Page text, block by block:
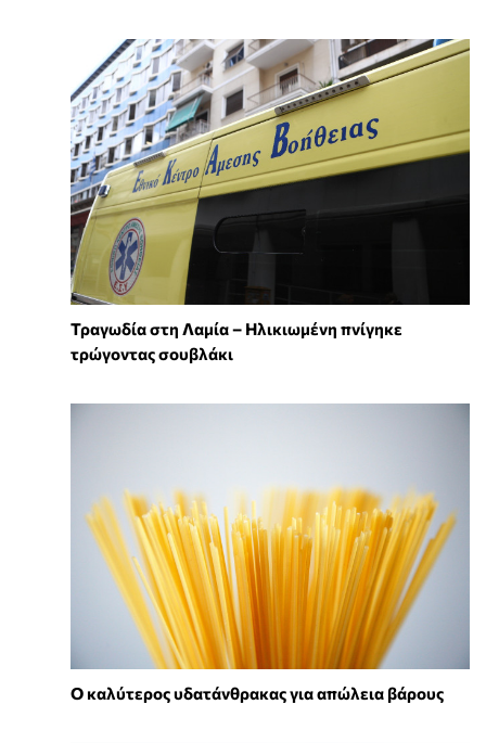
Τραγωδία στη Λαμία – Ηλικιωμένη πνίγηκε
τρώγοντας σουβλάκι
Ο καλύτερος υδατάνθρακας για απώλεια βάρους